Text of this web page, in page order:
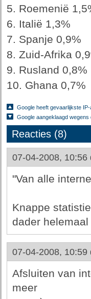
Roemenië
Italië 1,3%
Spanje 0,9%
Zuid-Afrika
Rusland 0,8%
Ghana 0,7%
Google heeft gevaarlijkste
Google aangeklaagd wegens
Reacties (8)
07-04-2008, 10:56
"Van alle
Knappe
dader
07-04-2008, 10:59
Afsluiten van
meer